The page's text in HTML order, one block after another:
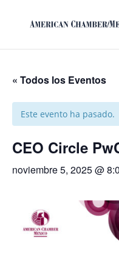
« Todos los Eventos
Este evento ha pasado.
CEO Circle
noviembre 5, 2025 @